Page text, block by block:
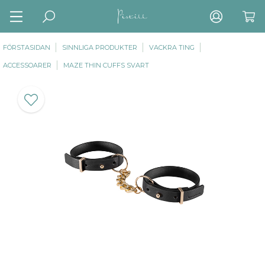
FÖRSTASIDAN SINNLIGA PRODUKTER VACKRA TING
ACCESSOARER MAZE THIN CUFFS SVART